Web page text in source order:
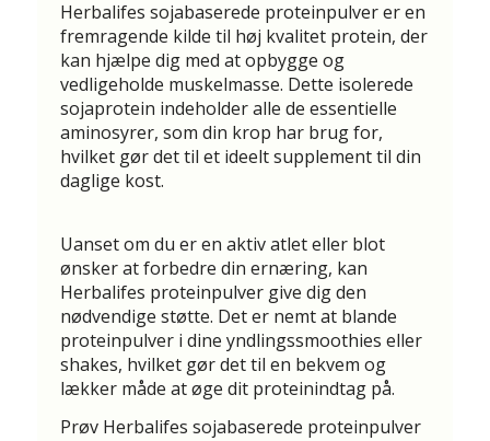
Herbalifes sojabaserede proteinpulver er en
fremragende kilde til høj kvalitet protein, der
kan hjælpe dig med at opbygge og
vedligeholde muskelmasse. Dette isolerede
sojaprotein indeholder alle de essentielle
aminosyrer, som din krop har brug for,
hvilket gør det til et ideelt supplement til din
daglige kost.
Uanset om du er en aktiv atlet eller blot
ønsker at forbedre din ernæring, kan
Herbalifes proteinpulver give dig den
nødvendige støtte. Det er nemt at blande
proteinpulver i dine yndlingssmoothies eller
shakes, hvilket gør det til en bekvem og
lækker måde at øge dit proteinindtag på.
Prøv Herbalifes sojabaserede proteinpulver